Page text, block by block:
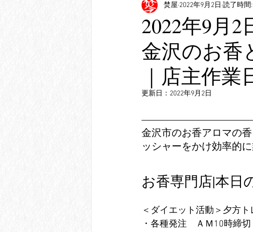
追加新商品登録
2022年9月
金沢のお香
｜店主作業
焚屋 2022年9月2日 読了時間
更新日： 2022年9月2日
金沢市のお香アロマの
ッシャーをかけ効率的
お香専門店|本日
＜ダイエット活動＞夕方
・各種発注　ＡＭ10時締切